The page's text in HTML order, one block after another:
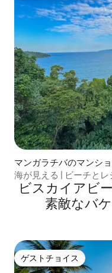
マンガラチバのマンシ
海が見える | ビーチと
ビスカイアビ
素⁠敵⁠なバ⁠
ゲストチョイス
ゲストチョイス